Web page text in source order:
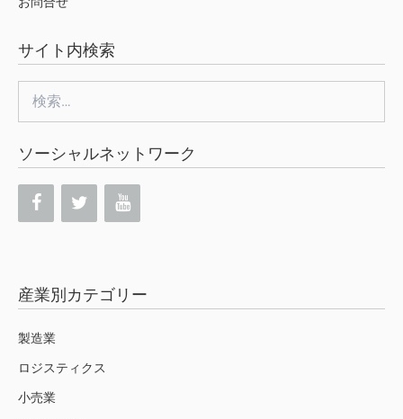
サイト内検索
索:
ソーシャルネットワーク
産業別カテゴリー
製造業
ロジスティクス
小売業